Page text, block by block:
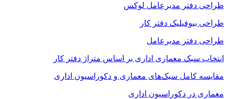
طراحی دفتر مدیرعامل لوکس
طراحی بیوفیلیک دفتر کار
طراحی دفتر مدیرعامل
انتخاب سبک معماری اداری بر اساس متراژ دفتر کار
مقایسه کامل سبک‌های معماری و دکوراسیون اداری
معماری در دکوراسیون اداری